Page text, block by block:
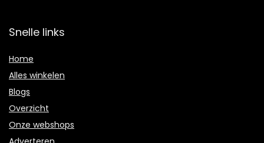
Snelle links
Home
Alles winkelen
Blogs
Overzicht
Onze webshops